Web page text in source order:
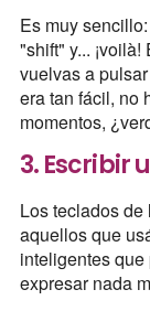
Es muy
"shift" y...
vuelvas a
era tan fácil, no
momentos,
3. Escribir
Los teclados
aquellos que
inteligentes
expresar nada